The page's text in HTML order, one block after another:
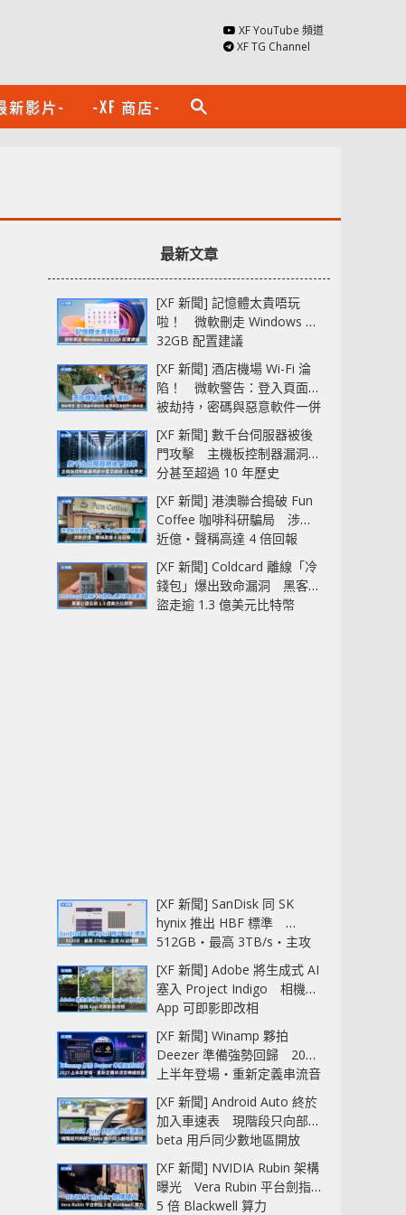
XF YouTube 頻道
XF TG Channel
新影片- -XF 商店- search
最新文章
[XF 新聞] 記憶體太貴唔玩
啦！ 微軟刪走 Windows 11
32GB 配置建議
[XF 新聞] 酒店機場 Wi-Fi 淪
陷！ 微軟警告：登入頁面可
被劫持，密碼與惡意軟件一併
中招
[XF 新聞] 數千台伺服器被後
門攻擊 主機板控制器漏洞部
分甚至超過 10 年歷史
[XF 新聞] 港澳聯合搗破 Fun
Coffee 咖啡科研騙局 涉款
近億‧聲稱高達 4 倍回報
[XF 新聞] Coldcard 離線「冷
錢包」爆出致命漏洞 黑客已
盜走逾 1.3 億美元比特幣
[XF 新聞] SanDisk 同 SK
hynix 推出 HBF 標準
512GB‧最高 3TB/s‧主攻
AI 記憶體
[XF 新聞] Adobe 將生成式 AI
塞入 Project Indigo 相機
App 可即影即改相
[XF 新聞] Winamp 夥拍
Deezer 準備強勢回歸 2027
上半年登場‧重新定義串流音
樂播放器
[XF 新聞] Android Auto 終於
加入車速表 現階段只向部分
beta 用戶同少數地區開放
[XF 新聞] NVIDIA Rubin 架構
曝光 Vera Rubin 平台劍指
5 倍 Blackwell 算力